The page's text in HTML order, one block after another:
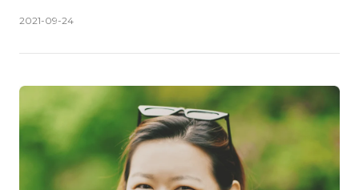
公開日:
2021-09-24